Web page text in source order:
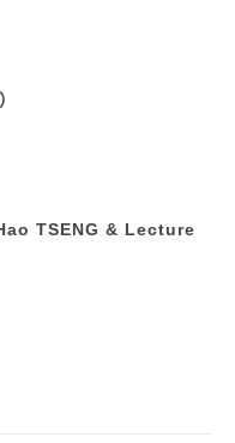
TSENG & Lecture